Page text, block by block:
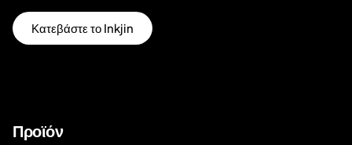
Κατεβάστε το Inkjin
Προϊόν